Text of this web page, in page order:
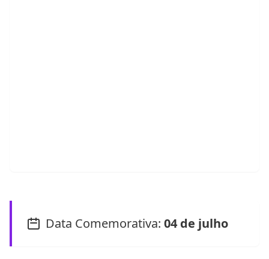
Data Comemorativa: 04 de julho